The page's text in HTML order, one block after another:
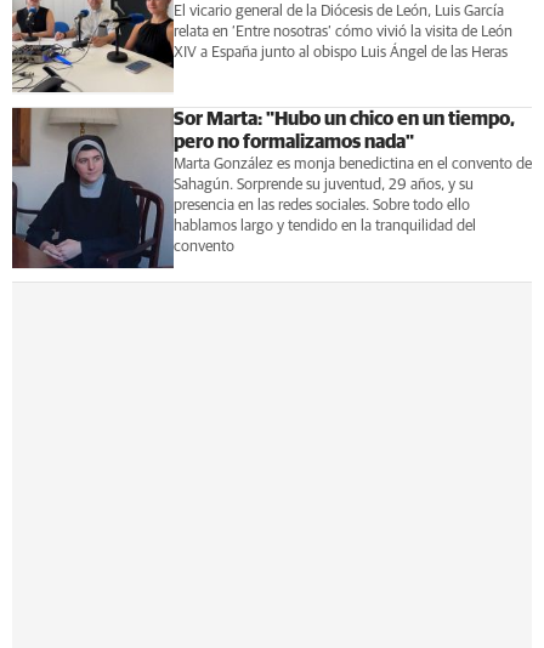
El vicario general de la Diócesis de León, Luis García
relata en ‘Entre nosotras’ cómo vivió la visita de León
XIV a España junto al obispo Luis Ángel de las Heras
Sor Marta: "Hubo un chico en un tiempo,
pero no formalizamos nada"
Marta González es monja benedictina en el convento de
Sahagún. Sorprende su juventud, 29 años, y su
presencia en las redes sociales. Sobre todo ello
hablamos largo y tendido en la tranquilidad del
convento